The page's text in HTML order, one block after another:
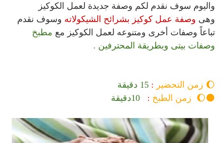
واليوم سوف نقدم لكم وصفة جديدة لعمل الكوكيز
وهى وصفة عمل كوكيز بشرائح الشيكولاته وسوف نقدم
تباعاً وصفات أخرى ومتنوعه لعمل الكوكيز مع مطبخ
وصفات بيتى وبطريقة المحترفين .
🌔 زمن التحضير :
15 دقيقة
🌑🌔 زمن الطبخ : دقيقة